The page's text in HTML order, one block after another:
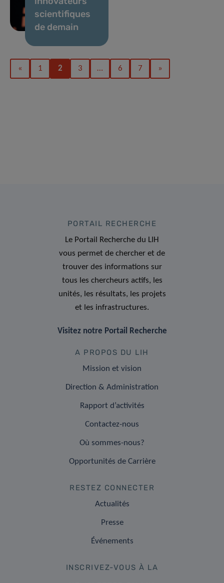
scientifiques
de demain
« 1 2 3 … 6 7 »
PORTAIL RECHERCHE
Le Portail Recherche du LIH
vous permet de chercher et de
trouver des informations sur
tous les chercheurs actifs, les
unités, les résultats, les projets
et les infrastructures.
Visitez notre Portail Recherche
A PROPOS DU LIH
Mission et vision
Direction & Administration
Rapport d’activités
Contactez-nous
Où sommes-nous?
Opportunités de Carrière
RESTEZ CONNECTER
Actualités
Presse
Événements
INSCRIVEZ-VOUS À LA